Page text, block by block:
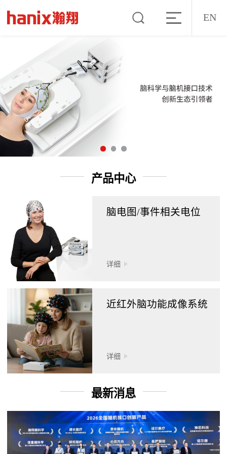
EN
产品中心
脑电图/事件相关电位
详细
近红外脑功能成像系统
详细
最新消息